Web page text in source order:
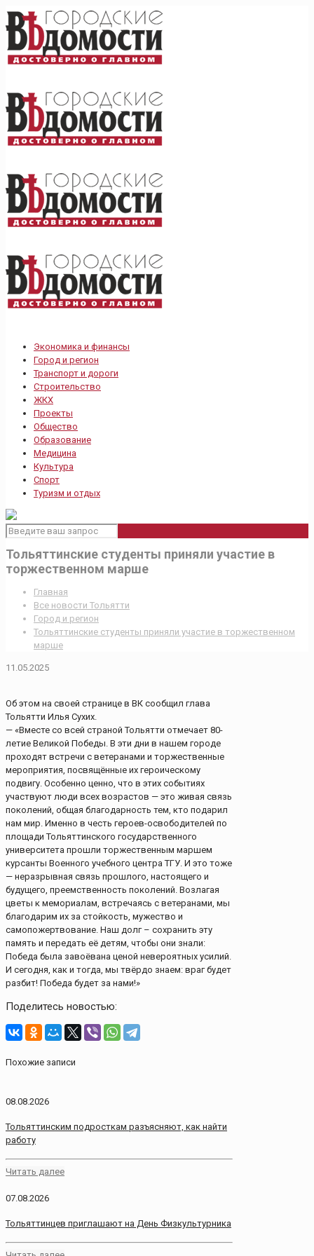
Экономика и финансы
Город и регион
Транспорт и дороги
Строительство
ЖКХ
Проекты
Общество
Образование
Медицина
Культура
Спорт
Туризм и отдых
Тольяттинские студенты приняли участие в
торжественном марше
Главная
Все новости Тольятти
Город и регион
Тольяттинские студенты приняли участие в торжественном
марше
11.05.2025
Об этом на своей странице в ВК сообщил глава
Тольятти Илья Сухих.
— «Вместе со всей страной Тольятти отмечает 80-
летие Великой Победы. В эти дни в нашем городе
проходят встречи с ветеранами и торжественные
мероприятия, посвящённые их героическому
подвигу. Особенно ценно, что в этих событиях
участвуют люди всех возрастов — это живая связь
поколений, общая благодарность тем, кто подарил
нам мир. Именно в честь героев-освободителей по
площади Тольяттинского государственного
университета прошли торжественным маршем
курсанты Военного учебного центра ТГУ. И это тоже
— неразрывная связь прошлого, настоящего и
будущего, преемственность поколений. Возлагая
цветы к мемориалам, встречаясь с ветеранами, мы
благодарим их за стойкость, мужество и
самопожертвование. Наш долг – сохранить эту
память и передать её детям, чтобы они знали:
Победа была завоёвана ценой невероятных усилий.
И сегодня, как и тогда, мы твёрдо знаем: враг будет
разбит! Победа будет за нами!»
Поделитесь новостью:
Похожие записи
08.08.2026
Тольяттинским подросткам разъясняют, как найти
работу
Читать далее
07.08.2026
Тольяттинцев приглашают на День Физкультурника